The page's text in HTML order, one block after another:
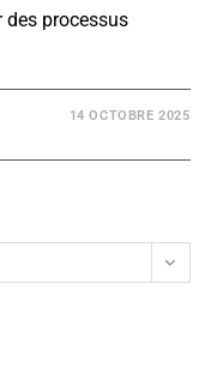
des processus
14 OCTOBRE 2025